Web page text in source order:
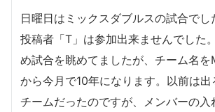
日曜日はミックスダブルスの試合でし
投稿者「T」は参加出来ませんでした
め試合を眺めてましたが、チーム名を
から今月で10年になります。以前は
チームだったのですが、メンバーの入